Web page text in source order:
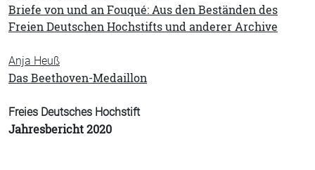
Briefe von und an Fouqué: Aus den Beständen des
Freien Deutschen Hochstifts und anderer Archive
Anja Heuß
Das Beethoven-Medaillon
Freies Deutsches Hochstift
Jahresbericht 2020